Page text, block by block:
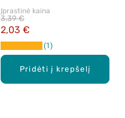
Pridėti į krepšelį
Įprastinė kaina
2,03 €
3,39 €
1